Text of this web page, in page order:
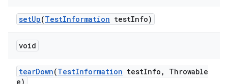
setUp(TestInformation testInfo)
void
tearDown(TestInformation testInfo ,
Throwable
e)